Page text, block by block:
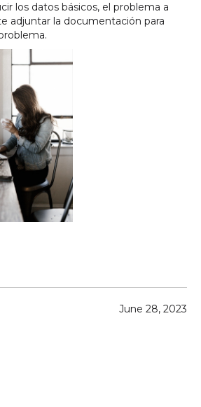
los datos básicos, el problema a
adjuntar la documentación para
June 28, 2023